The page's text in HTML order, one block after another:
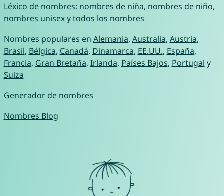
Léxico de nombres: nombres de niña, nombres de niño,
nombres unisexytodos los nombres
Nombres populares en Alemania, Australia, Austria,
Brasil, Bélgica, Canadá, Dinamarca, EE.UU., España,
Francia, Gran Bretaña, Irlanda, Países Bajos, Portugal y
Suiza
Generador de nombres
Nombres Blog